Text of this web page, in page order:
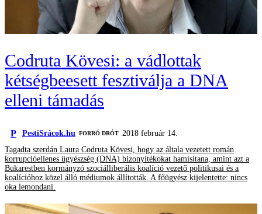
Codruta Kövesi: a vádlottak
kétségbeesett fesztiválja a DNA
elleni támadás
P PestiSrácok.hu FORRÓ DRÓT 2018 február 14.
Tagadta szerdán Laura Codruta Kövesi, hogy az általa vezetett román
korrupcióellenes ügyészség (DNA) bizonyítékokat hamisítana, amint azt a
Bukarestben kormányzó szociálliberális koalíció vezető politikusai és a
koalícióhoz közel álló médiumok állították. A főügyész kijelentette: nincs
oka lemondani.